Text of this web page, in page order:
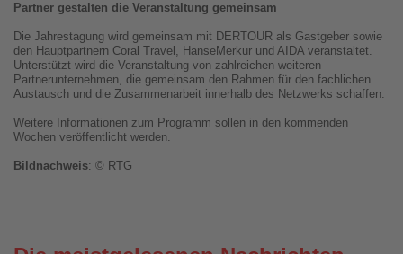
Partner gestalten die Veranstaltung gemeinsam
Die Jahrestagung wird gemeinsam mit DERTOUR als Gastgeber sowie
den Hauptpartnern Coral Travel, HanseMerkur und AIDA veranstaltet.
Unterstützt wird die Veranstaltung von zahlreichen weiteren
Partnerunternehmen, die gemeinsam den Rahmen für den fachlichen
Austausch und die Zusammenarbeit innerhalb des Netzwerks schaffen.
Weitere Informationen zum Programm sollen in den kommenden
Wochen veröffentlicht werden.
Bildnachweis: © RTG